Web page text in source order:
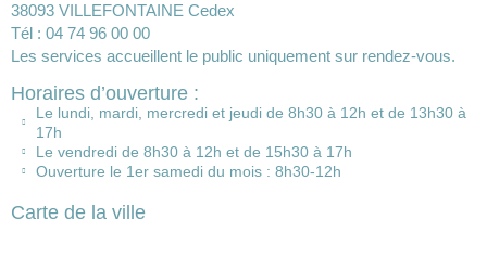
38093 VILLEFONTAINE Cedex
Tél : 04 74 96 00 00
Les services accueillent le public uniquement sur rendez-vous.
Horaires d’ouverture :
Le lundi, mardi, mercredi et jeudi de 8h30 à 12h et de 13h30 à
17h
Le vendredi de 8h30 à 12h et de 15h30 à 17h
Ouverture le 1er samedi du mois : 8h30-12h
Carte de la ville